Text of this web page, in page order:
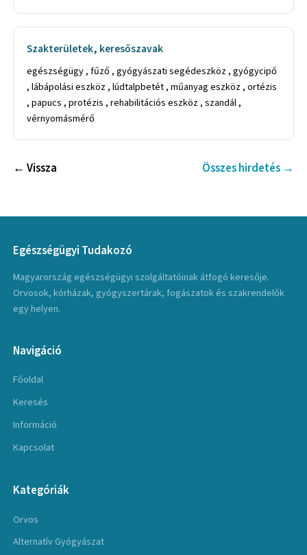
Szakterületek, keresőszavak
egészségügy , fűző , gyógyászati segédeszköz , gyógycipő
, lábápolási eszköz , lúdtalpbetét , műanyag eszköz , ortézis
, papucs , protézis , rehabilitációs eszköz , szandál ,
vérnyomásmérő
← Vissza Összes hirdetés →
Egészségügyi Tudakozó
Magyarország egészségügyi szolgáltatóinak átfogó keresője.
Orvosok, kórházak, gyógyszertárak, fogászatok és szakrendelők
egy helyen.
Navigáció
Főoldal
Keresés
Információ
Kapcsolat
Kategóriák
Orvos
Alternatív Gyógyászat